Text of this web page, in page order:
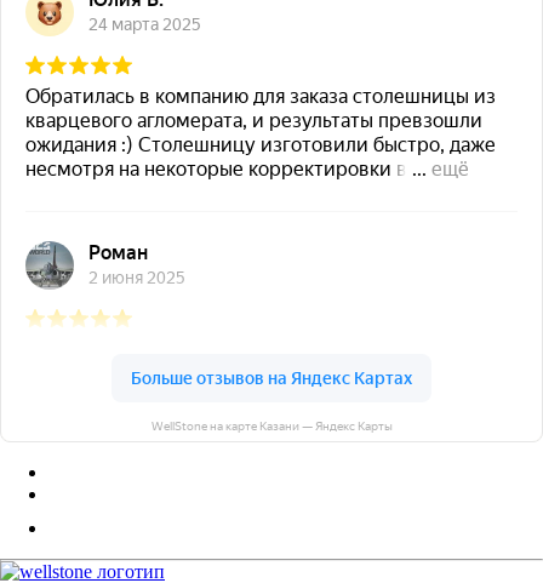
WellStone на карте Казани — Яндекс Карты